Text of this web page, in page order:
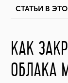
СТАТЬИ В
Как создать
КАК
ОБЛАКА